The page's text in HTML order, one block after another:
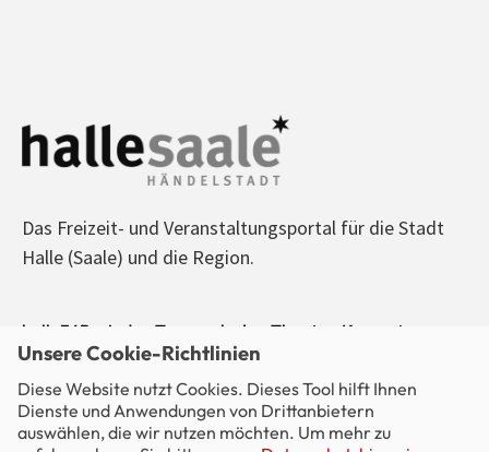
Das Freizeit- und Veranstaltungsportal für die Stadt
Halle (Saale) und die Region.
halle365 - Jeden Tag was los! - Theater, Konzerte,
Sport, Kino, Ausstellungen, Freizeit, Party - alle
Veranstaltungen im Blick.
Unsere Cookie-Richtlinien
Diese Website nutzt Cookies. Dieses Tool hilft Ihnen
Dienste und Anwendungen von Drittanbietern
auswählen, die wir nutzen möchten. Um mehr zu